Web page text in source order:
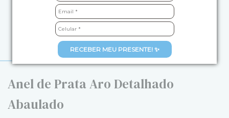
RECEBER MEU PRESENTE! ✨
Anel de Prata Aro Detalhado
Abaulado